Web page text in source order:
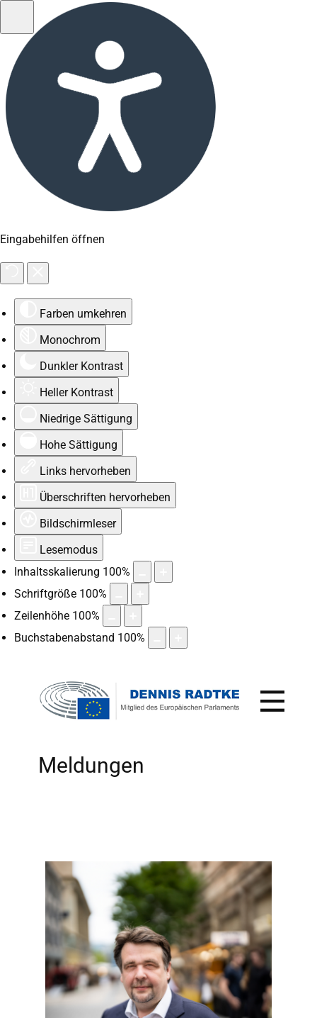
Eingabehilfen öffnen
Farben umkehren
Monochrom
Dunkler Kontrast
Heller Kontrast
Niedrige Sättigung
Hohe Sättigung
Links hervorheben
Überschriften hervorheben
Bildschirmleser
Lesemodus
Inhaltsskalierung 100%
Schriftgröße 100%
Zeilenhöhe 100%
Buchstabenabstand 100%
Meldungen